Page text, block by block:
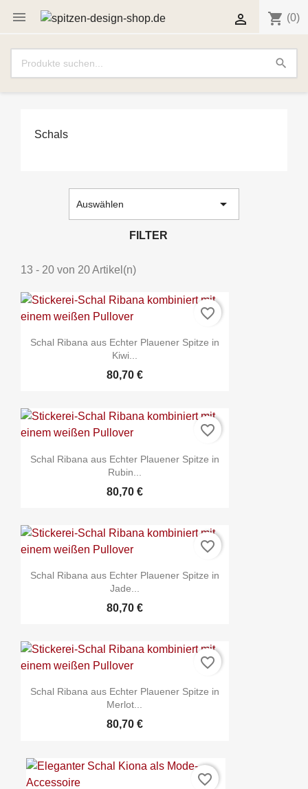
 shopping_cart (0)

search
Schals
Auswählen 
FILTER
13 - 20 von 20 Artikel(n)
Schal Ribana aus Echter Plauener Spitze in
Kiwi...
80,70 €
favorite_border
Schal Ribana aus Echter Plauener Spitze in
Rubin...
80,70 €
favorite_border
Schal Ribana aus Echter Plauener Spitze in
Jade...
80,70 €
favorite_border
Schal Ribana aus Echter Plauener Spitze in
Merlot...
80,70 €
favorite_border
favorite_border